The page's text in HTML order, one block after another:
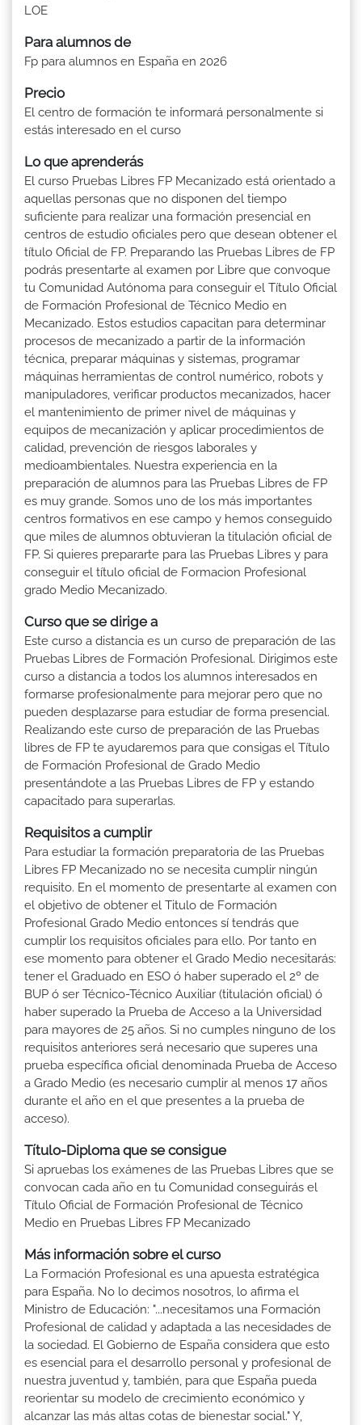
LOE
Para alumnos de
Fp para alumnos en España en 2026
Precio
El centro de formación te informará personalmente si
estás interesado en el curso
Lo que aprenderás
El curso Pruebas Libres FP Mecanizado está orientado a
aquellas personas que no disponen del tiempo
suficiente para realizar una formación presencial en
centros de estudio oficiales pero que desean obtener el
título Oficial de FP. Preparando las Pruebas Libres de FP
podrás presentarte al examen por Libre que convoque
tu Comunidad Autónoma para conseguir el Título Oficial
de Formación Profesional de Técnico Medio en
Mecanizado. Estos estudios capacitan para determinar
procesos de mecanizado a partir de la información
técnica, preparar máquinas y sistemas, programar
máquinas herramientas de control numérico, robots y
manipuladores, verificar productos mecanizados, hacer
el mantenimiento de primer nivel de máquinas y
equipos de mecanización y aplicar procedimientos de
calidad, prevención de riesgos laborales y
medioambientales. Nuestra experiencia en la
preparación de alumnos para las Pruebas Libres de FP
es muy grande. Somos uno de los más importantes
centros formativos en ese campo y hemos conseguido
que miles de alumnos obtuvieran la titulación oficial de
FP. Si quieres prepararte para las Pruebas Libres y para
conseguir el título oficial de Formacion Profesional
grado Medio Mecanizado.
Curso que se dirige a
Este curso a distancia es un curso de preparación de las
Pruebas Libres de Formación Profesional. Dirigimos este
curso a distancia a todos los alumnos interesados en
formarse profesionalmente para mejorar pero que no
pueden desplazarse para estudiar de forma presencial.
Realizando este curso de preparación de las Pruebas
libres de FP te ayudaremos para que consigas el Título
de Formación Profesional de Grado Medio
presentándote a las Pruebas Libres de FP y estando
capacitado para superarlas.
Requisitos a cumplir
Para estudiar la formación preparatoria de las Pruebas
Libres FP Mecanizado no se necesita cumplir ningún
requisito. En el momento de presentarte al examen con
el objetivo de obtener el Titulo de Formación
Profesional Grado Medio entonces sí tendrás que
cumplir los requisitos oficiales para ello. Por tanto en
ese momento para obtener el Grado Medio necesitarás:
tener el Graduado en ESO ó haber superado el 2º de
BUP ó ser Técnico-Técnico Auxiliar (titulación oficial) ó
haber superado la Prueba de Acceso a la Universidad
para mayores de 25 años. Si no cumples ninguno de los
requisitos anteriores será necesario que superes una
prueba específica oficial denominada Prueba de Acceso
a Grado Medio (es necesario cumplir al menos 17 años
durante el año en el que presentes a la prueba de
acceso).
Título-Diploma que se consigue
Si apruebas los exámenes de las Pruebas Libres que se
convocan cada año en tu Comunidad conseguirás el
Título Oficial de Formación Profesional de Técnico
Medio en Pruebas Libres FP Mecanizado
Más información sobre el curso
La Formación Profesional es una apuesta estratégica
para España. No lo decimos nosotros, lo afirma el
Ministro de Educación: "...necesitamos una Formación
Profesional de calidad y adaptada a las necesidades de
la sociedad. El Gobierno de España considera que esto
es esencial para el desarrollo personal y profesional de
nuestra juventud y, también, para que España pueda
reorientar su modelo de crecimiento económico y
alcanzar las más altas cotas de bienestar social." Y,